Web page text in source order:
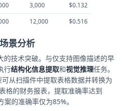
3,000
$0.132
12,000 $0.516
景分析
的技术突破。与仅支持图像描述的早
行结构化信息提取和视觉推理任务。
从扫描件中提取表格数据并转换为
格的财务报表，提取准确率达到
的准确率仅为85%。